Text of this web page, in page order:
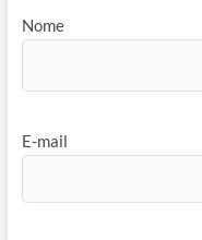
Nome
E-mail